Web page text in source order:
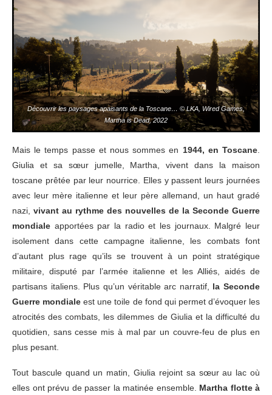
Découvrir les paysages apaisants de la Toscane… © LKA, Wired Games,
Martha is Dead, 2022
Mais le temps passe et nous sommes en 1944, en Toscane
Giulia et sa sœur jumelle, Martha, vivent dans la maison
toscane prêtée par leur nourrice. Elles y passent leurs journées
avec leur mère italienne et leur père allemand, un haut gradé
nazi, vivant au rythme des nouvelles de la Seconde Guerre
mondiale apportées par la radio et les journaux. Malgré leur
isolement dans cette campagne italienne, les combats font
d’autant plus rage qu’ils se trouvent à un point stratégique
militaire, disputé par l’armée italienne et les Alliés, aidés de
partisans italiens. Plus qu’un véritable arc narratif, la Seconde
Guerre mondiale est une toile de fond qui permet d’évoquer les
atrocités des combats, les dilemmes de Giulia et la difficulté du
quotidien, sans cesse mis à mal par un couvre-feu de plus en
plus pesant.
Tout bascule quand un matin, Giulia rejoint sa sœur au lac où
elles ont prévu de passer la matinée ensemble. Martha flotte à